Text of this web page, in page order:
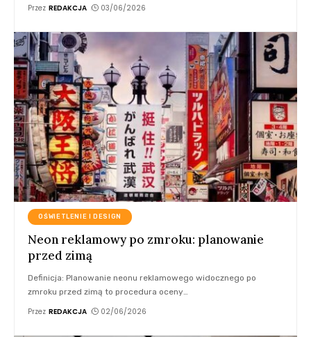
Przez REDAKCJA 03/06/2026
OŚWIETLENIE I DESIGN
Neon reklamowy po zmroku: planowanie
przed zimą
Definicja: Planowanie neonu reklamowego widocznego po
zmroku przed zimą to procedura oceny…
Przez REDAKCJA 02/06/2026